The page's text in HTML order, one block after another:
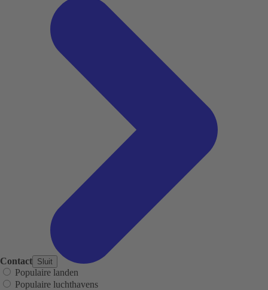
Contact Sluit
Populaire landen
Populaire luchthavens